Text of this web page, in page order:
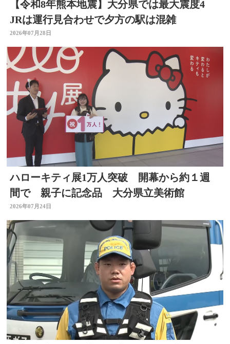
【令和8年熊本地震】大分県では最大震度4
JRは運行見合わせで夕方の駅は混雑
2026年07月28日
ハローキティ展1万人突破 開幕から約１週
間で 親子に記念品 大分県立美術館
2026年07月24日